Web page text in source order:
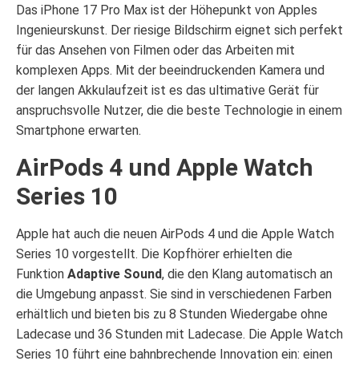
Das iPhone 17 Pro Max ist der Höhepunkt von Apples
Ingenieurskunst. Der riesige Bildschirm eignet sich perfekt
für das Ansehen von Filmen oder das Arbeiten mit
komplexen Apps. Mit der beeindruckenden Kamera und
der langen Akkulaufzeit ist es das ultimative Gerät für
anspruchsvolle Nutzer, die die beste Technologie in einem
Smartphone erwarten.
AirPods 4 und Apple Watch
Series 10
Apple hat auch die neuen AirPods 4 und die Apple Watch
Series 10 vorgestellt. Die Kopfhörer erhielten die
Funktion Adaptive Sound, die den Klang automatisch an
die Umgebung anpasst. Sie sind in verschiedenen Farben
erhältlich und bieten bis zu 8 Stunden Wiedergabe ohne
Ladecase und 36 Stunden mit Ladecase. Die Apple Watch
Series 10 führt eine bahnbrechende Innovation ein: einen